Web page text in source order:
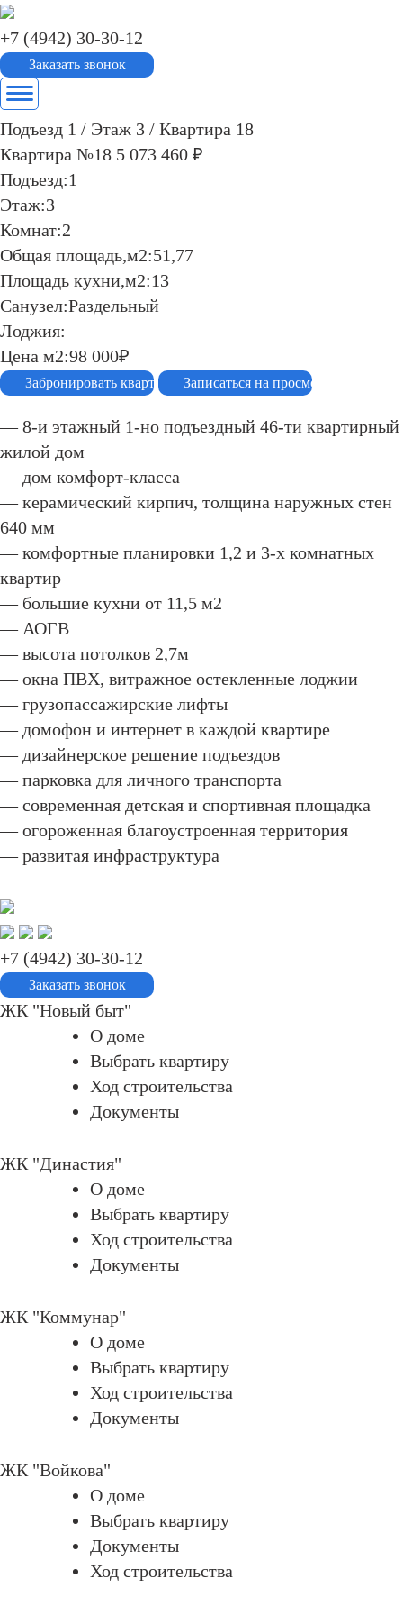
+7 (4942) 30-30-12
Подъезд 1 / Этаж 3 / Квартира 18
Квартира №18 5 073 460 ₽
Подъезд:1
Этаж:3
Комнат:2
Общая площадь,м2:51,77
Площадь кухни,м2:13
Санузел:Раздельный
Лоджия:
Цена м2:98 000₽
— 8-и этажный 1-но подъездный 46-ти квартирный
жилой дом
— дом комфорт-класса
— керамический кирпич, толщина наружных стен
640 мм
— комфортные планировки 1,2 и 3-х комнатных
квартир
— большие кухни от 11,5 м2
— АОГВ
— высота потолков 2,7м
— окна ПВХ, витражное остекленные лоджии
— грузопассажирские лифты
— домофон и интернет в каждой квартире
— дизайнерское решение подъездов
— парковка для личного транспорта
— современная детская и спортивная площадка
— огороженная благоустроенная территория
— развитая инфраструктура
+7 (4942) 30-30-12
ЖК "Новый быт"
О доме
Выбрать квартиру
Ход строительства
Документы
ЖК "Династия"
О доме
Выбрать квартиру
Ход строительства
Документы
ЖК "Коммунар"
О домe
Выбрать квартиру
Ход строительства
Документы
ЖК "Войкова"
О доме
Выбрать квартиру
Документы
Ход строительства